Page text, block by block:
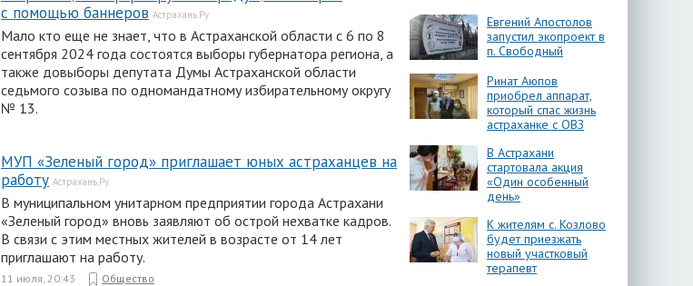
с помощью баннеров Астрахань.Ру
Мало кто еще не знает, что в Астраханской области с 6 по 8
сентября 2024 года состоятся выборы губернатора региона, а
также довыборы депутата Думы Астраханской области
седьмого созыва по одномандатному избирательному округу
№ 13.
МУП «Зеленый город» приглашает юных астраханцев на
работу Астрахань.Ру
В муниципальном унитарном предприятии города Астрахани
«Зеленый город» вновь заявляют об острой нехватке кадров.
В связи с этим местных жителей в возрасте от 14 лет
приглашают на работу.
11 июля, 20:43 Общество
Евгений Апостолов
запустил экопроект в
п. Свободный
Ринат Аюпов
приобрел аппарат,
который спас жизнь
астраханке с ОВЗ
В Астрахани
стартовала акция
«Один особенный
день»
К жителям с. Козлово
будет приезжать
новый участковый
терапевт